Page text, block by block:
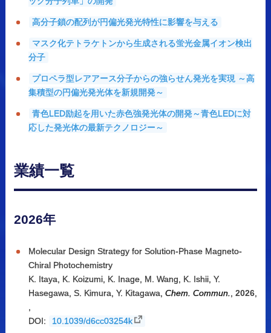
高分子鎖の配列が円偏光発光特性に影響を与える
マスク化テトラケトンから生成される蛍光金属イオン検出
分子
プロペラ型レアアース分子からの強らせん発光を実現 ～高
集積型の円偏光発光体を新規開発～
青色LED励起を用いた赤色強発光体の開発～青色LEDに対
応した発光体の最新テクノロジー～
業績一覧
2026年
Molecular Design Strategy for Solution-Phase Magneto-
Chiral Photochemistry
K. Itaya, K. Koizumi, K. Inage, M. Wang, K. Ishii, Y.
Hasegawa, S. Kimura, Y. Kitagawa, Chem. Commun., 2026,
,
DOI:
10.1039/d6cc03254k